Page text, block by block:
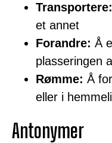
Transportere:
et annet
Forandre: Å
plasseringen
Rømme: Å
eller i
Antonymer